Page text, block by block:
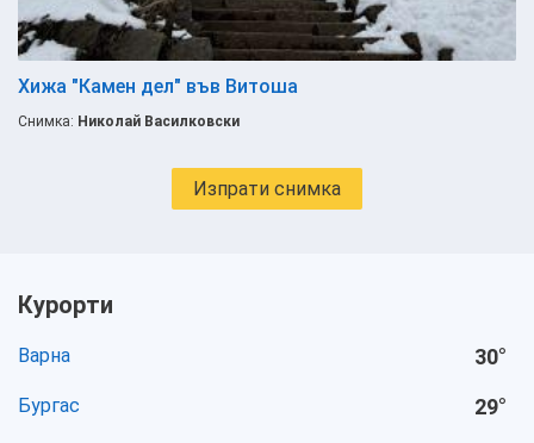
Хижа "Камен дел" във Витоша
Снимка: Николай Василковски
Изпрати снимка
Курорти
Варна 30°
Бургас 29°